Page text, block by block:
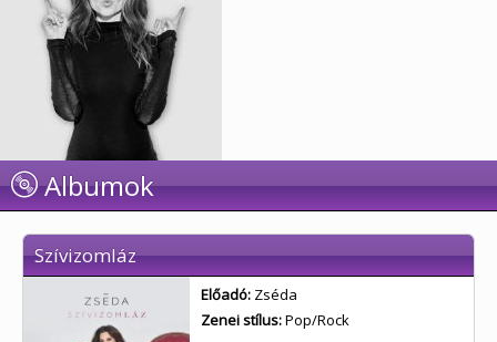
Albumok
Szívizomláz
Előadó: Zséda
Zenei stílus:Pop/Rock